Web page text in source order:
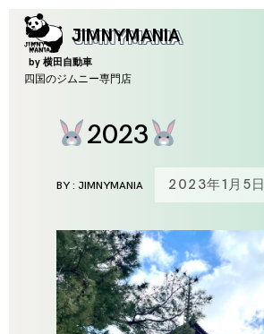
Skip
to
content
JIMNYMANIA
by 横田自動車
四国のジムニー専門店
toggle
open/close
sidebar
2023
BY : JIMNYMANIA 2023年1月5日